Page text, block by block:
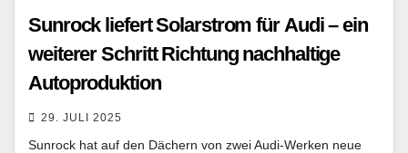
Sunrock liefert Solarstrom für Audi – ein
weiterer Schritt Richtung nachhaltige
Autoproduktion
29. JULI 2025
Sunrock hat auf den Dächern von zwei Audi-Werken neue